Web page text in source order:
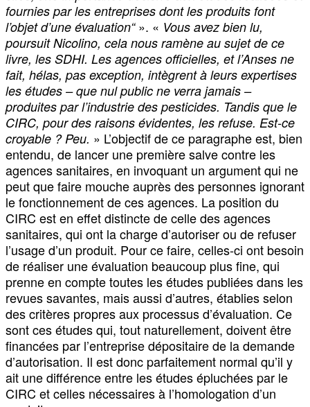
fournies par les entreprises dont les produits font
l’objet d’une évaluation“». « Vous avez bien lu,
poursuit Nicolino, cela nous ramène au sujet de ce
livre, les SDHI. Les agences officielles, et l’Anses ne
fait, hélas, pas exception, intègrent à leurs expertises
les études – que nul public ne verra jamais –
produites par l’industrie des pesticides. Tandis que le
CIRC, pour des raisons évidentes, les refuse. Est-ce
croyable ? Peu. » L’objectif de ce paragraphe est, bien
entendu, de lancer une première salve contre les
agences sanitaires, en invoquant un argument qui ne
peut que faire mouche auprès des personnes ignorant
le fonctionnement de ces agences. La position du
CIRC est en effet distincte de celle des agences
sanitaires, qui ont la charge d’autoriser ou de refuser
l’usage d’un produit. Pour ce faire, celles-ci ont besoin
de réaliser une évaluation beaucoup plus fine, qui
prenne en compte toutes les études publiées dans les
revues savantes, mais aussi d’autres, établies selon
des critères propres aux processus d’évaluation. Ce
sont ces études qui, tout naturellement, doivent être
financées par l’entreprise dépositaire de la demande
d’autorisation. Il est donc parfaitement normal qu’il y
ait une différence entre les études épluchées par le
CIRC et celles nécessaires à l’homologation d’un